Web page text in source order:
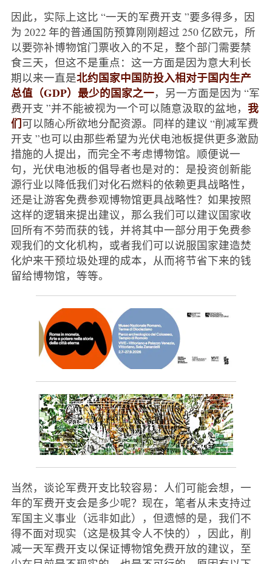
因此，实际上这比 “一天的军费开支 ”要多得多，因
为 2022 年的普通国防预算刚刚超过 250 亿欧元，所
以要弥补博物馆门票收入的不足，整个部门需要禁
食三天，但这不是重点：这一方面是因为意大利长
期以来一直是北约国家中国防投入相对于国内生产
总值（GDP）最少的国家之一，另一方面是因为 “军
费开支 ”并不能被视为一个可以随意汲取的盆地， 我
们可以随心所欲地分配资源。同样的建议 “削减军费
开支 ”也可以由那些希望为光伏电池板提供更多激励
措施的人提出，而完全不考虑博物馆。顺便说一
句，光伏电池板的倡导者也是对的：是投资创新能
源行业以降低我们对化石燃料的依赖更具战略性，
还是让游客免费参观博物馆更具战略性？如果按照
这样的逻辑来提出建议，那么我们可以建议国家收
回所有不劳而获的钱，并将其中一部分用于免费参
观我们的文化机构，或者我们可以说服国家建造焚
化炉来干预垃圾处理的成本，从而将节省下来的钱
留给博物馆，等等。
当然，谈论军费开支比较容易：人们可能会想，一
年的军费开支会是多少呢？现在，笔者从未支持过
军国主义事业（远非如此），但遗憾的是，我们不
得不面对现实（这是极其令人不快的），因此，削
减一天军费开支以保证博物馆免费开放的建议，至